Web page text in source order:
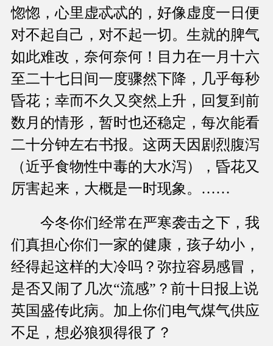
惚惚，心里虚忒忒的，好像虚度一日便
对不起自己，对不起一切。生就的脾气
如此难改，奈何奈何！目力在一月十六
至二十七日间一度骤然下降，几乎每秒
昏花；幸而不久又突然上升，回复到前
数月的情形，暂时也还稳定，每次能看
二十分钟左右书报。这两天因剧烈腹泻
（近乎食物性中毒的大水泻），昏花又
厉害起来，大概是一时现象。……
今冬你们经常在严寒袭击之下，我
们真担心你们一家的健康，孩子幼小，
经得起这样的大冷吗？弥拉容易感冒，
是否又闹了几次“流感”？前十日报上说
英国盛传此病。加上你们电气煤气供应
不足，想必狼狈得很了？